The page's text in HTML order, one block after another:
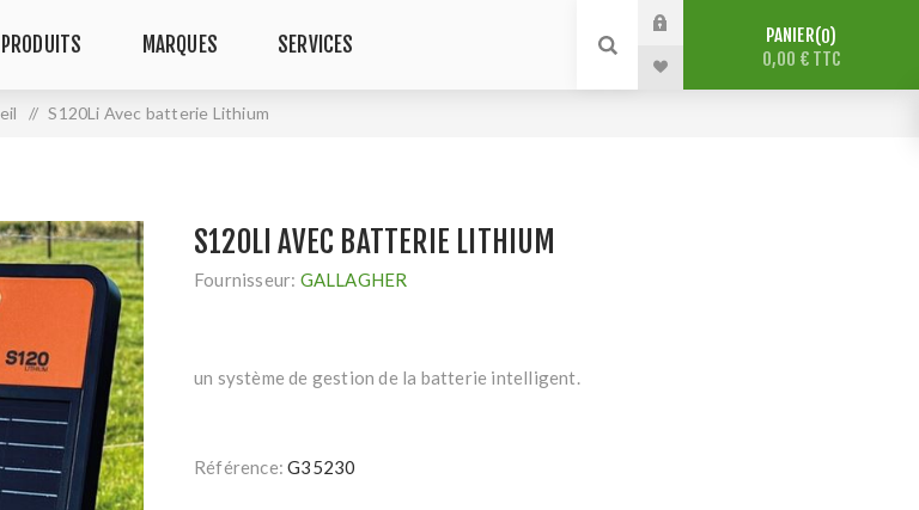
PRODUITS MARQUES SERVICES PANIER 0
0,00 € TTC
/ S120Li Avec batterie Lithium
S120LI AVEC BATTERIE LITHIUM
Fournisseur: GALLAGHER
un système de gestion de la batterie intelligent.
Référence: G35230